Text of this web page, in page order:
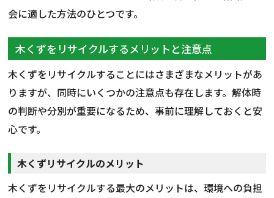
会に適した方法のひとつです。
木くずをリサイクルするメリットと注意点
木くずをリサイクルすることにはさまざまなメリットがあ
りますが、同時にいくつかの注意点も存在します。解体時
の判断や分別が重要になるため、事前に理解しておくと安
心です。
木くずリサイクルのメリット
木くずをリサイクルする最大のメリットは、環境への負担